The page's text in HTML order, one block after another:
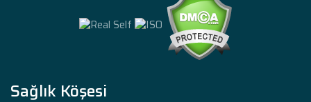
Sağlık Köşesi